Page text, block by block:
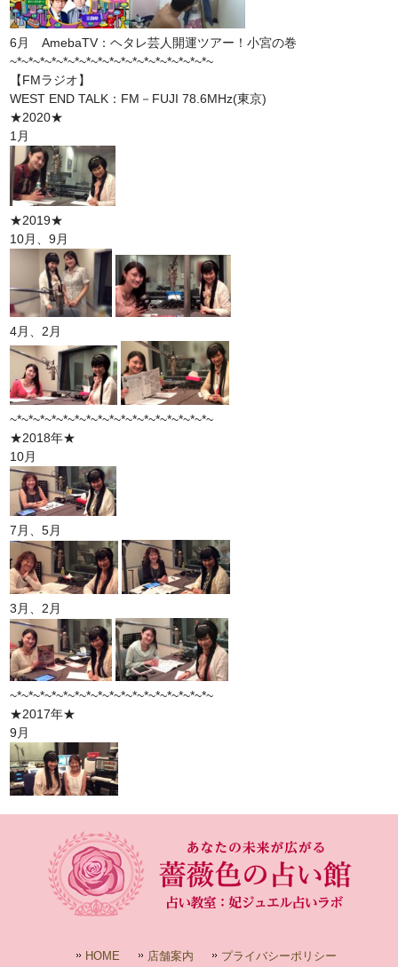
6月 AmebaTV：ヘタレ芸人開運ツアー！小宮の巻
~*~*~*~*~*~*~*~*~*~*~*~*~*~*~*~*~*~
【FMラジオ】
WEST END TALK：FM－FUJI 78.6MHz(東京)
★2020★
1月
★2019★
10月、9月
4月、2月
~*~*~*~*~*~*~*~*~*~*~*~*~*~*~*~*~*~
★2018年★
10月
7月、5月
3月、2月
~*~*~*~*~*~*~*~*~*~*~*~*~*~*~*~*~*~
★2017年★
9月
HOME 店舗案内 プライバシーポリシー